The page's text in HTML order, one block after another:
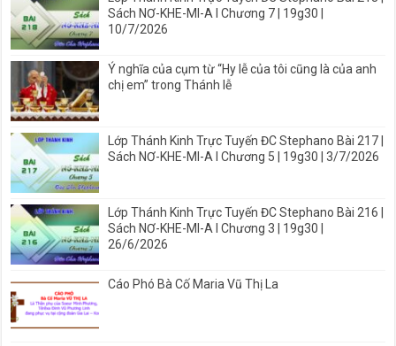
Sách NƠ-KHE-MI-A I Chương 7 | 19g30 |
10/7/2026
Ý nghĩa của cụm từ “Hy lễ của tôi cũng là của anh
chị em” trong Thánh lễ
Lớp Thánh Kinh Trực Tuyến ĐC Stephano Bài 217 |
Sách NƠ-KHE-MI-A I Chương 5 | 19g30 | 3/7/2026
Lớp Thánh Kinh Trực Tuyến ĐC Stephano Bài 216 |
Sách NƠ-KHE-MI-A I Chương 3 | 19g30 |
26/6/2026
Cáo Phó Bà Cố Maria Vũ Thị La